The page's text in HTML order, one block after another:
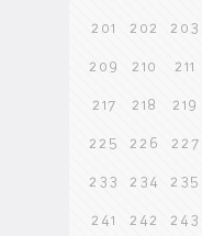
201 202 203
209 210 211
217 218 219
225 226 227
233 234 235
241 242 243